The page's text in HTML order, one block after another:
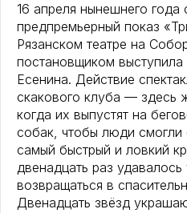
16 апреля нынешнего года
предпремьерный показ
Рязанском театре на
постановщиком
Есенина. Действие
скакового клуба — здесь
когда их выпустят на
собак, чтобы люди
самый быстрый и ловкий
двенадцать раз
возвращаться в
Двенадцать звёзд